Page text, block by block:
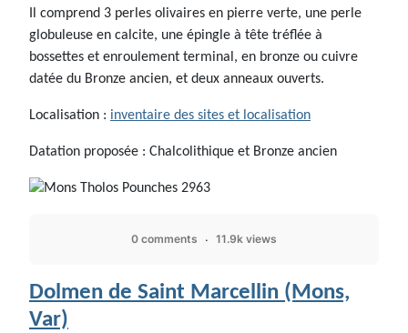
Il comprend 3 perles olivaires en pierre verte, une perle
globuleuse en calcite, une épingle à tête tréflée à
bossettes et enroulement terminal, en bronze ou cuivre
datée du Bronze ancien, et deux anneaux ouverts.
Localisation : inventaire des sites et localisation
Datation proposée : Chalcolithique et Bronze ancien
0 comments 11.9k views
Dolmen de Saint Marcellin (Mons,
Var)